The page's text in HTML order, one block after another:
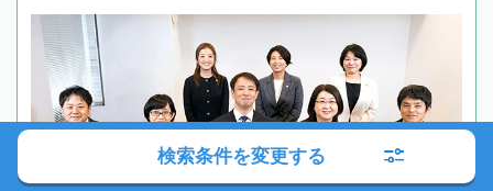
検索条件を変更する